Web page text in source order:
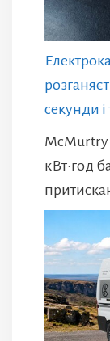
секунди
McMurtry
кВт·год